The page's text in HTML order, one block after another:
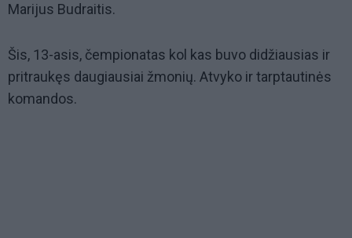
Marijus Budraitis.
Šis, 13-asis, čempionatas kol kas buvo didžiausias ir
pritraukęs daugiausiai žmonių. Atvyko ir tarptautinės
komandos.